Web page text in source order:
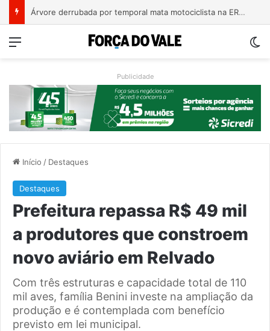
Bebê de um mês se engasga e é socorrido por bombeiros em Teutônia
Menu
Publicidade
Início / Destaques
Destaques
Prefeitura repassa R$ 49 mil
a produtores que constroem
novo aviário em Relvado
Com três estruturas e capacidade total de 110
mil aves, família Benini investe na ampliação da
produção e é contemplada com benefício
previsto em lei municipal.